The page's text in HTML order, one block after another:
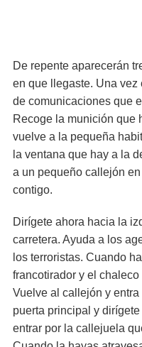
De repente aparecerán
en que llegaste. Una
de comunicaciones que
Recoge la munición que
vuelve a la pequeña
la ventana que hay a la
a un pequeño callejón
contigo.
Dirígete ahora hacia la
carretera. Ayuda a los
los terroristas. Cuando
francotirador y el
Vuelve al callejón y
puerta principal y
entrar por la callejuela